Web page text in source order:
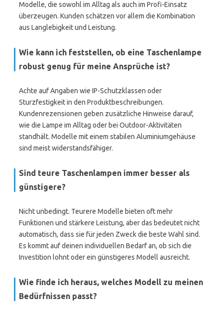
Modelle, die sowohl im Alltag als auch im Profi-Einsatz
überzeugen. Kunden schätzen vor allem die Kombination
aus Langlebigkeit und Leistung.
Wie kann ich feststellen, ob eine Taschenlampe
robust genug für meine Ansprüche ist?
Achte auf Angaben wie IP-Schutzklassen oder
Sturzfestigkeit in den Produktbeschreibungen.
Kundenrezensionen geben zusätzliche Hinweise darauf,
wie die Lampe im Alltag oder bei Outdoor-Aktivitäten
standhält. Modelle mit einem stabilen Aluminiumgehäuse
sind meist widerstandsfähiger.
Sind teure Taschenlampen immer besser als
günstigere?
Nicht unbedingt. Teurere Modelle bieten oft mehr
Funktionen und stärkere Leistung, aber das bedeutet nicht
automatisch, dass sie für jeden Zweck die beste Wahl sind.
Es kommt auf deinen individuellen Bedarf an, ob sich die
Investition lohnt oder ein günstigeres Modell ausreicht.
Wie finde ich heraus, welches Modell zu meinen
Bedürfnissen passt?